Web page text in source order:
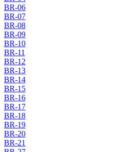
BR-06
BR-07
BR-08
BR-09
BR-10
BR-11
BR-12
BR-13
BR-14
BR-15
BR-16
BR-17
BR-18
BR-19
BR-20
BR-21